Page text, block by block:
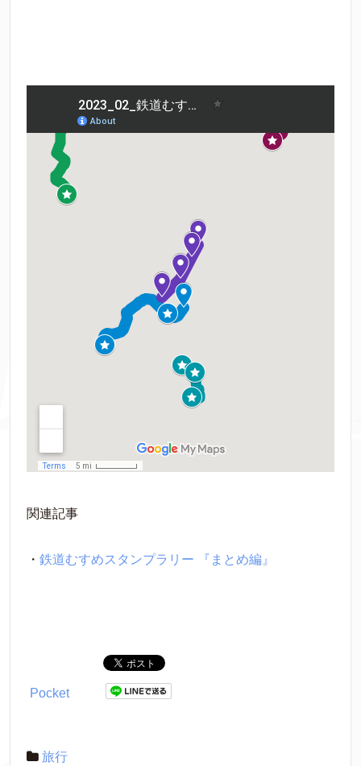
関連記事
・ 鉄道むすめスタンプラリー 『まとめ編』
Pocket
旅行